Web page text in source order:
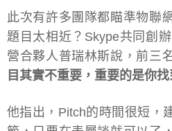
此次有許多團隊都瞄準物聯
題目太相近？Skype共同創
營合夥人普瑞林斯說，前三
目其實不重要，重要的是你
他指出，Pitch的時間很短，